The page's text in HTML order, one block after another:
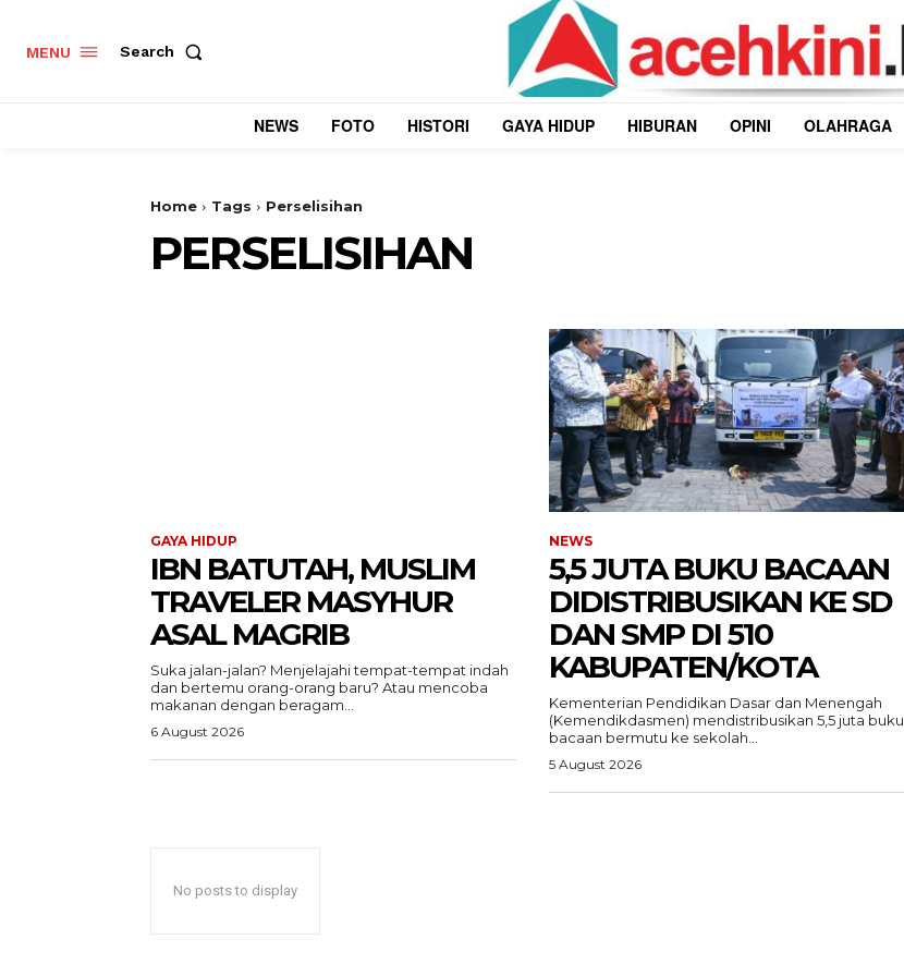
Menu
Foto
MENU Search
NEWS FOTO HISTORI GAYA HIDUP HIBURAN OPINI OLAHRAGA
Home Tags Perselisihan
PERSELISIHAN
GAYA HIDUP
IBN BATUTAH, MUSLIM
TRAVELER MASYHUR
ASAL MAGRIB
Suka jalan-jalan? Menjelajahi tempat-tempat indah
dan bertemu orang-orang baru? Atau mencoba
makanan dengan beragam...
6 August 2026
NEWS
5,5 JUTA BUKU BACAAN
DIDISTRIBUSIKAN KE SD
DAN SMP DI 510
KABUPATEN/KOTA
Kementerian Pendidikan Dasar dan Menengah
(Kemendikdasmen) mendistribusikan 5,5 juta buku
bacaan bermutu ke sekolah...
5 August 2026
No posts to display